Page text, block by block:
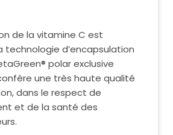
de la vitamine C est
technologie d’encapsulation
polar exclusive
une très haute qualité
dans le respect de
et de la santé des